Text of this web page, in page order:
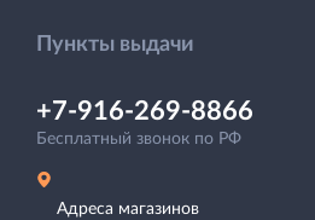
Пункты выдачи
+7-916-269-8866
Бесплатный звонок по РФ
Адреса магазинов